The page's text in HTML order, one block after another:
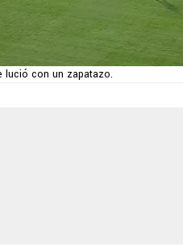
lució con un zapatazo.